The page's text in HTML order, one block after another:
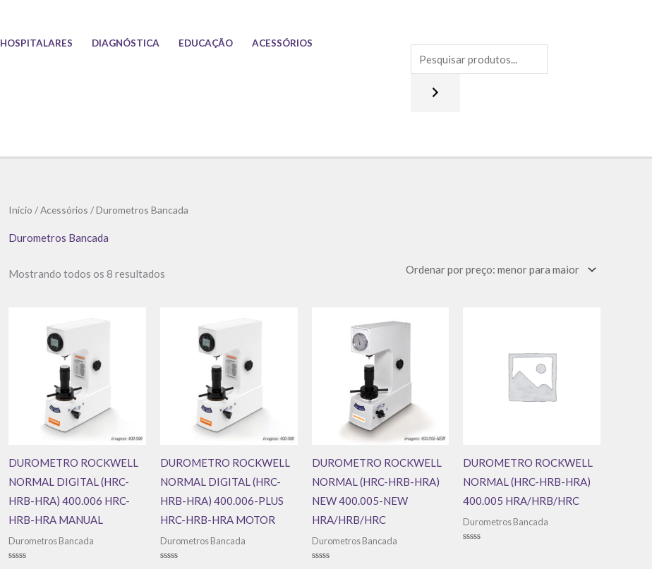
HOSPITALARES DIAGNÓSTICA EDUCAÇÃO ACESSÓRIOS
Início /Acessórios / Durometros Bancada
Durometros Bancada
Mostrando todos os 8 resultados
Classificado
por
DUROMETRO ROCKWELL
NORMAL DIGITAL (HRC-
HRB-HRA) 400.006 HRC-
HRB-HRA MANUAL
Durometros Bancada
DUROMETRO ROCKWELL
NORMAL DIGITAL (HRC-
HRB-HRA) 400.006-PLUS
HRC-HRB-HRA MOTOR
Durometros Bancada
DUROMETRO ROCKWELL
NORMAL (HRC-HRB-HRA)
NEW 400.005-NEW
HRA/HRB/HRC
Durometros Bancada
DUROMETRO ROCKWELL
NORMAL (HRC-HRB-HRA)
400.005 HRA/HRB/HRC
Durometros Bancada